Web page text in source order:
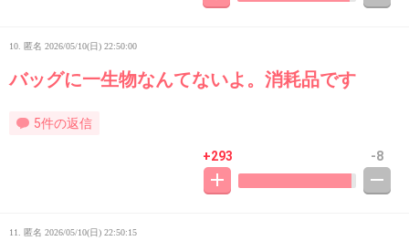
10. 匿名 2026/05/10(日) 22:50:00
バッグに一生物なんてないよ。消耗品です
5件の返信
+293 -8
11. 匿名 2026/05/10(日) 22:50:15